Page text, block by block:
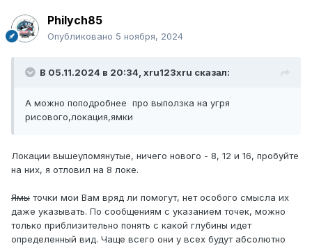
Philych85
Опубликовано 5 ноября, 2024
В 05.11.2024 в 20:34, xru123xru сказал:
А можно поподробнее про выползка на угря
рисового,локация,ямки
Локации вышеупомянутые, ничего нового - 8, 12 и 16, пробуйте
на них, я отловил на 8 локе.
Ямы точки мои Вам вряд ли помогут, нет особого смысла их
даже указывать. По сообщениям с указанием точек, можно
только приблизительно понять с какой глубины идет
определенный вид. Чаще всего они у всех будут абсолютно